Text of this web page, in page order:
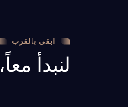
ابقى بالقرب
لنبدأ